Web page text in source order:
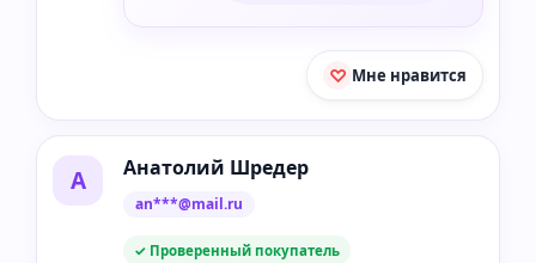
Мне нравится
А Анатолий Шредер
an***@mail.ru
✓ Проверенный покупатель